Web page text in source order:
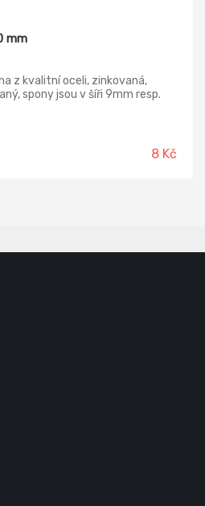
mm
z kvalitní oceli, zinkovaná,
spony jsou v šíři 9mm resp.
8 Kč